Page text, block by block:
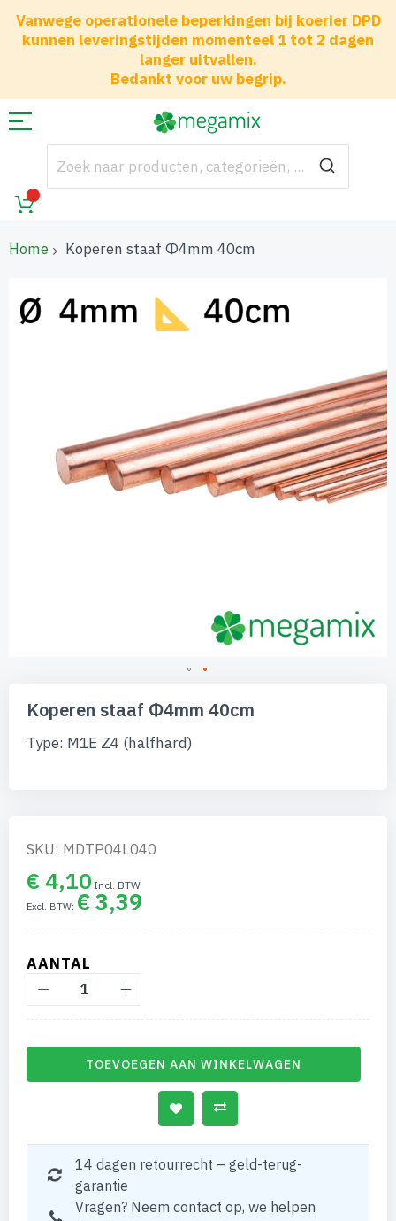
Vanwege operationele beperkingen bij koerier DPD
kunnen leveringstijden momenteel 1 tot 2 dagen
langer uitvallen.
Bedankt voor uw begrip.
Home Koperen staaf Φ4mm 40cm
naar
het
einde
naar
begin
Koperen staaf Φ4mm 40cm
Type: M1E Z4 (halfhard)
SKU: MDTP04L040
€ 4,10
€ 3,39
AANTAL
TOEVOEGEN AAN WINKELWAGEN
14 dagen retourrecht – geld-terug-
garantie
Vragen? Neem contact op, we helpen